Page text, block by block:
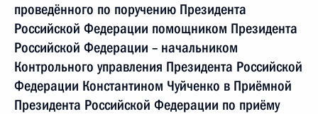
проведённого по поручению Президента
Российской Федерации помощником Президента
Российской Федерации – начальником
Контрольного управления Президента Российской
Федерации Константином Чуйченко в Приёмной
Президента Российской Федерации по приёму